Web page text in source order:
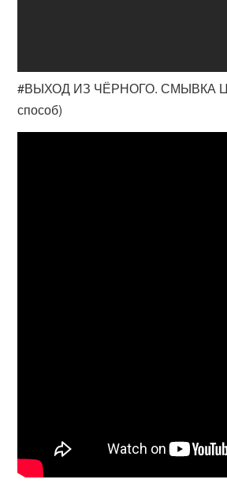
#ВЫХОД ИЗ ЧЁРНОГО. СМЫВКА
способ)